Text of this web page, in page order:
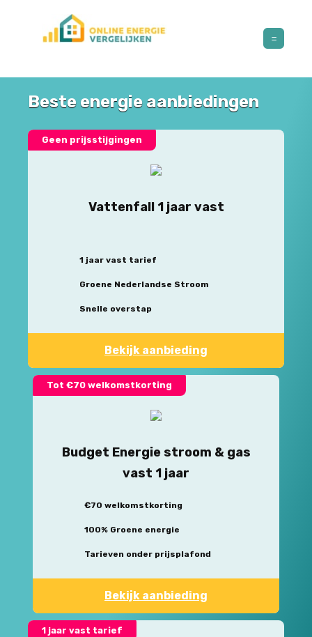
Beste energie aanbiedingen
Geen prijsstijgingen
Vattenfall 1 jaar vast
1 jaar vast tarief
Groene Nederlandse Stroom
Snelle overstap
Bekijk aanbieding
Tot €70 welkomstkorting
Budget Energie stroom & gas
vast 1 jaar
€70 welkomstkorting
100% Groene energie
Tarieven onder prijsplafond
Bekijk aanbieding
1 jaar vast tarief